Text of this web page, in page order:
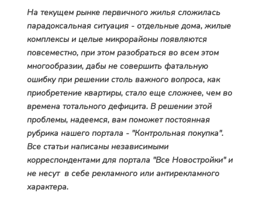
На текущем рынке первичного жилья сложилась
парадоксальная ситуация - отдельные дома, жилые
комплексы и целые микрорайоны появляются
повсеместно, при этом разобраться во всем этом
многообразии, дабы не совершить фатальную
ошибку при решении столь важного вопроса, как
приобретение квартиры, стало еще сложнее, чем во
времена тотального дефицита. В решении этой
проблемы, надеемся, вам поможет постоянная
рубрика нашего портала - "Контрольная покупка".
Все статьи написаны независимыми
корреспондентами для портала "Все Новостройки" и
не несут в себе рекламного или антирекламного
характера.